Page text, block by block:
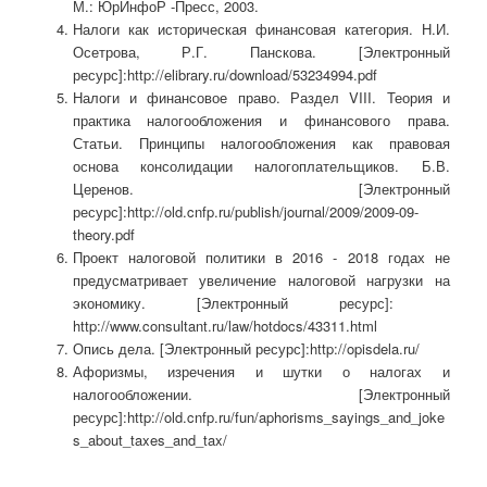
М.: ЮрИнфоР -Пресс, 2003.
Налоги как историческая финансовая категория. Н.И.
Осетрова, Р.Г. Панскова. [Электронный
ресурс]:http://elibrary.ru/download/53234994.pdf
Налоги и финансовое право. Раздел VIII. Теория и
практика налогообложения и финансового права.
Статьи. Принципы налогообложения как правовая
основа консолидации налогоплательщиков. Б.В.
Церенов. [Электронный
ресурс]:http://old.cnfp.ru/publish/journal/2009/2009-09-
theory.pdf
Проект налоговой политики в 2016 - 2018 годах не
предусматривает увеличение налоговой нагрузки на
экономику. [Электронный ресурс]:
http://www.consultant.ru/law/hotdocs/43311.html
Опись дела. [Электронный ресурс]:http://opisdela.ru/
Афоризмы, изречения и шутки о налогах и
налогообложении. [Электронный
ресурс]:http://old.cnfp.ru/fun/aphorisms_sayings_and_joke
s_about_taxes_and_tax/